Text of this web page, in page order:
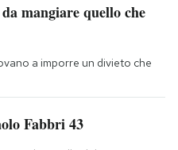
mangiare quello che
a imporre un divieto che
Fabbri 43